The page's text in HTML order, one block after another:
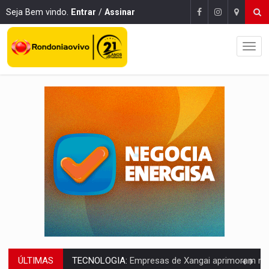
Seja Bem vindo. Entrar / Assinar
ÚLTIMAS PROTEGE A TERRA:China descobre como explodir asteroide com bomba